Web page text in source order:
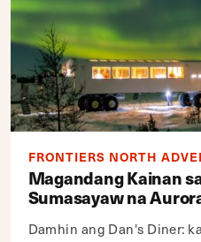
FRONTIERS NORTH
Magandang Kainan
Sumasayaw na
Damhin ang Dan's Diner: